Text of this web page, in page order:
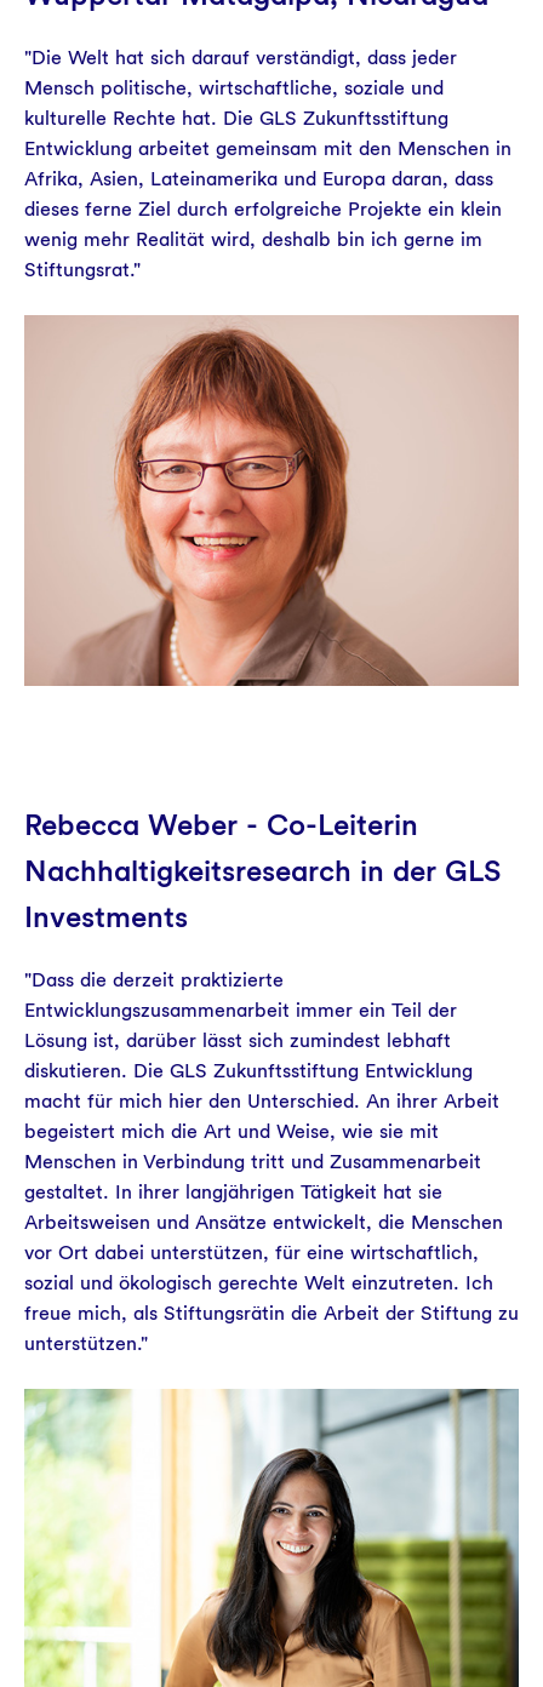
"Die Welt hat sich darauf verständigt, dass jeder
Mensch politische, wirtschaftliche, soziale und
kulturelle Rechte hat. Die GLS Zukunftsstiftung
Entwicklung arbeitet gemeinsam mit den Menschen in
Afrika, Asien, Lateinamerika und Europa daran, dass
dieses ferne Ziel durch erfolgreiche Projekte ein klein
wenig mehr Realität wird, deshalb bin ich gerne im
Stiftungsrat."
Rebecca Weber - Co-Leiterin
Nachhaltigkeitsresearch in der GLS
Investments
"Dass die derzeit praktizierte
Entwicklungszusammenarbeit immer ein Teil der
Lösung ist, darüber lässt sich zumindest lebhaft
diskutieren. Die GLS Zukunftsstiftung Entwicklung
macht für mich hier den Unterschied. An ihrer Arbeit
begeistert mich die Art und Weise, wie sie mit
Menschen in Verbindung tritt und Zusammenarbeit
gestaltet. In ihrer langjährigen Tätigkeit hat sie
Arbeitsweisen und Ansätze entwickelt, die Menschen
vor Ort dabei unterstützen, für eine wirtschaftlich,
sozial und ökologisch gerechte Welt einzutreten. Ich
freue mich, als Stiftungsrätin die Arbeit der Stiftung zu
unterstützen."